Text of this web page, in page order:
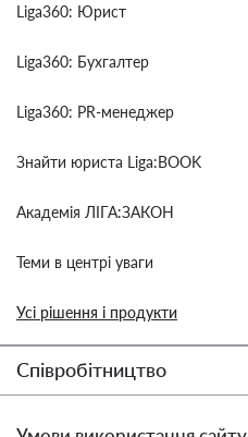
Liga360: Юрист
Liga360: Бухгалтер
Liga360: PR-менеджер
Знайти юриста Liga:BOOK
Академія ЛІГА:ЗАКОН
Теми в центрі уваги
Усі рішення і продукти
Співробітництво